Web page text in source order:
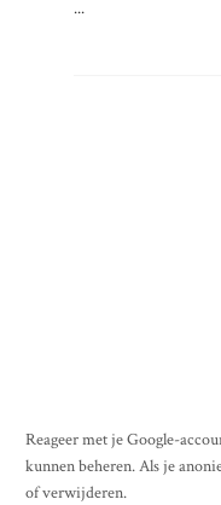
...
Reageer met je Google-
kunnen beheren. Als je
of verwijderen.